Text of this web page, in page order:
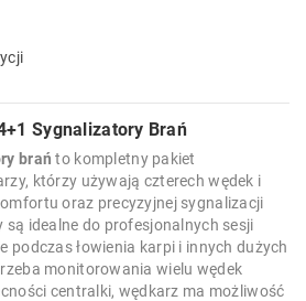
Sygnalizatory Brań
brań to kompletny pakiet
którzy używają czterech wędek i
oraz precyzyjnej sygnalizacji
są idealne do profesjonalnych sesji
podczas łowienia karpi i innych dużych
monitorowania wielu wędek
centralki, wędkarz ma możliwość